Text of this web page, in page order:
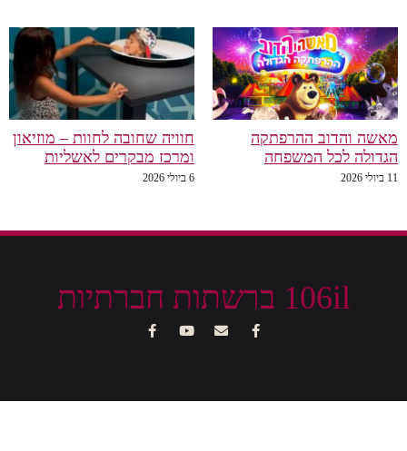
מאשה והדוב ההרפתקה
הגדולה לכל המשפחה
11 ביולי 2026
חוויה שחובה לחוות – מוזיאון
ומרכז מבקרים לאשליות
6 ביולי 2026
106il ברשתות חברתיות